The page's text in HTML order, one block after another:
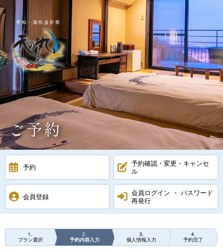
愛知・蒲郡温泉郷
ご予約
予約
予約確認・変更・キャンセ
ル
会員登録
会員ログイン ・ パスワード
再発行
1
プラン選択
2
予約内容入力
3
個人情報入力
4
予約完了